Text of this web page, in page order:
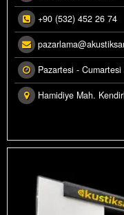
+90 (532) 452 26 74
Pazartesi -
Hamidiye Mah.